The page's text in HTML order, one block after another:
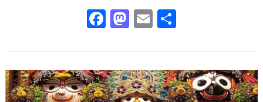
Facebook
Mastodon
Email